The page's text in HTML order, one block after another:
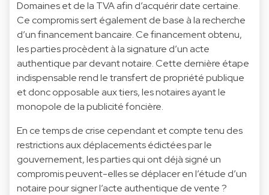
Domaines et de la TVA afin d’acquérir date certaine.
Ce compromis sert également de base à la recherche
d’un financement bancaire. Ce financement obtenu,
les parties procèdent à la signature d’un acte
authentique par devant notaire. Cette dernière étape
indispensable rend le transfert de propriété publique
et donc opposable aux tiers, les notaires ayant le
monopole de la publicité foncière.
En ce temps de crise cependant et compte tenu des
restrictions aux déplacements édictées par le
gouvernement, les parties qui ont déjà signé un
compromis peuvent-elles se déplacer en l’étude d’un
notaire pour signer l’acte authentique de vente ?